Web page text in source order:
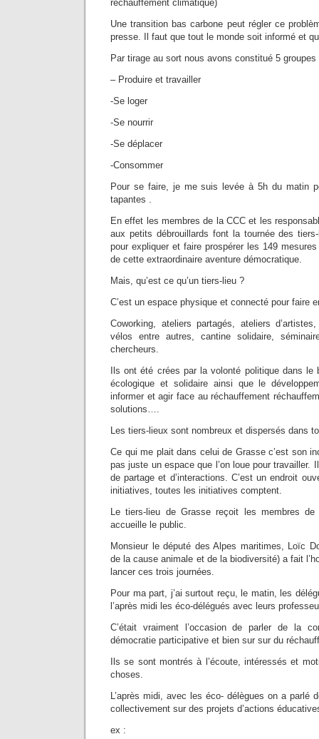
réchauffement climatique)
Une transition bas carbone peut régler ce
presse. Il faut que tout le monde soit informé et
Par tirage au sort nous avons constitué 5 groupes
– Produire et travailler
-Se loger
-Se nourrir
-Se déplacer
-Consommer
Pour se faire, je me suis levée à 5h du matin
tapantes .
En effet les membres de la CCC et les
aux petits débrouillards font la tournée des
pour expliquer et faire prospérer les 149
de cette extraordinaire aventure démocratique.
Mais, qu’est ce qu’un tiers-lieu ?
C’est un espace physique et connecté pour faire
Coworking, ateliers partagés, ateliers
vélos entre autres, cantine solidaire,
chercheurs.
Ils ont été crées par la volonté politique dans le
écologique et solidaire ainsi que le
informer et agir face au réchauffement
solutions….
Les tiers-lieux sont nombreux et dispersés dans
Ce qui me plait dans celui de Grasse c’est son
pas juste un espace que l’on loue pour travailler.
de partage et d’interactions. C’est un endroit
initiatives, toutes les initiatives comptent.
Le tiers-lieu de Grasse reçoit les membres
accueille le public.
Monsieur le député des Alpes maritimes, Loïc
de la cause animale et de la biodiversité) a fait
lancer ces trois journées.
Pour ma part, j’ai surtout reçu, le matin, les
l’après midi les éco-délégués avec leurs
C’était vraiment l’occasion de parler de la
démocratie participative et bien sur sur du
Ils se sont montrés à l’écoute, intéressés et
choses.
L’après midi, avec les éco- délègues on a parlé
collectivement sur des projets d’actions
ex :